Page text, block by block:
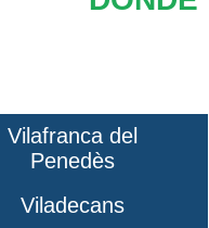
Vilafranca del
Penedès
Viladecans